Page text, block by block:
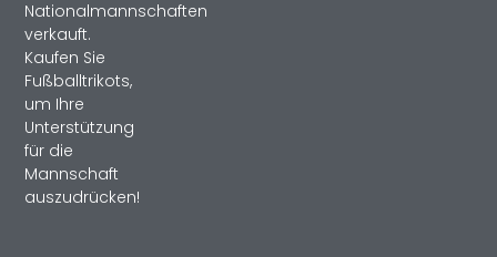
Nationalmannschaften
verkauft.
Kaufen Sie
Fußballtrikots,
um Ihre
Unterstützung
für die
Mannschaft
auszudrücken!